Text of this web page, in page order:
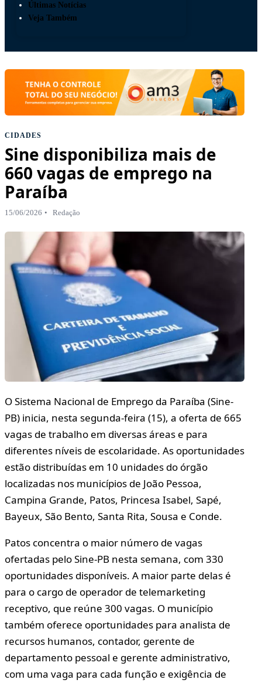
Últimas Notícias
Veja Também
CIDADES
Sine disponibiliza mais de
660 vagas de emprego na
Paraíba
15/06/2026 Redação
O Sistema Nacional de Emprego da Paraíba (Sine-
PB) inicia, nesta segunda-feira (15), a oferta de 665
vagas de trabalho em diversas áreas e para
diferentes níveis de escolaridade. As oportunidades
estão distribuídas em 10 unidades do órgão
localizadas nos municípios de João Pessoa,
Campina Grande, Patos, Princesa Isabel, Sapé,
Bayeux, São Bento, Santa Rita, Sousa e Conde.
Patos concentra o maior número de vagas
ofertadas pelo Sine-PB nesta semana, com 330
oportunidades disponíveis. A maior parte delas é
para o cargo de operador de telemarketing
receptivo, que reúne 300 vagas. O município
também oferece oportunidades para analista de
recursos humanos, contador, gerente de
departamento pessoal e gerente administrativo,
com uma vaga para cada função e exigência de